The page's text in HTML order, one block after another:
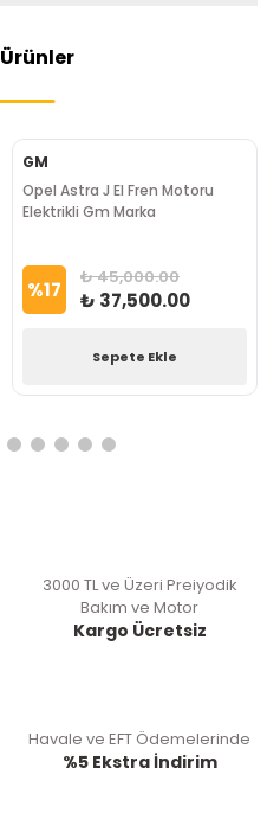
Ürünler
GM
Opel Astra J El Fren Motoru
Elektrikli Gm Marka
%17 ₺ 45,000.00
₺ 37,500.00
Sepete Ekle
3000 TL ve Üzeri Preiyodik
Bakım ve Motor
Kargo Ücretsiz
Havale ve EFT Ödemelerinde
%5 Ekstra İndirim